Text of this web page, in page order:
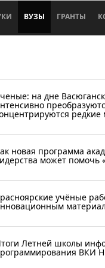
ВУЗЫ ГРАНТЫ
на дне
редкие
новая программа
может помочь
учёные
Летней школы
ВКИ